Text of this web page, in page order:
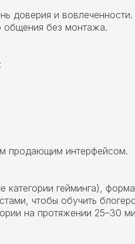
и
общения без монтажа.
продающим интерфейсом.
гейминга),
чтобы обучить
на протяжении 25–30